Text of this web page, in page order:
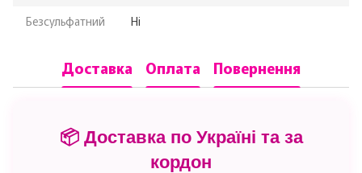
Безсульфатний
Ні
Доставка Оплата Повернення
📦 Доставка по Україні та за
кордон